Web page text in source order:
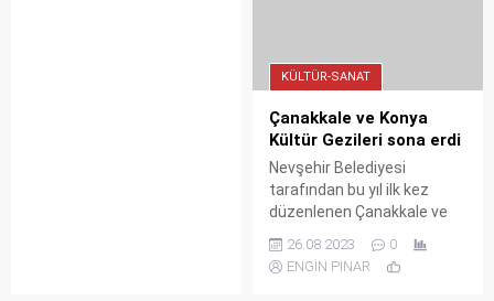
KÜLTÜR-SANAT
Çanakkale ve Konya
Kültür Gezileri sona erdi
Nevşehir Belediyesi
tarafından bu yıl ilk kez
düzenlenen Çanakkale ve
tamamlandı. Büyük ilgi
gören ücretsiz gezi
26.08.2023
0
ENGİN PINAR